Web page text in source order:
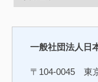
一般社団法人日
〒104-0045 東